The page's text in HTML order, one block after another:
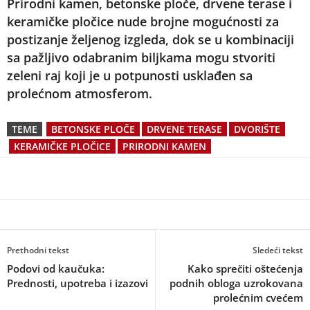
Prirodni kamen, betonske ploče, drvene terase i
keramičke pločice nude brojne mogućnosti za
postizanje željenog izgleda, dok se u kombinaciji
sa pažljivo odabranim biljkama mogu stvoriti
zeleni raj koji je u potpunosti usklađen sa
prolećnom atmosferom.
TEME BETONSKE PLOČE DRVENE TERASE
DVORIŠTE
KERAMIČKE PLOČICE
PRIRODNI KAMEN
Prethodni tekst
Podovi od kaučuka:
Prednosti, upotreba i izazovi
Sledeći tekst
Kako sprečiti oštećenja
podnih obloga uzrokovana
prolećnim cvećem